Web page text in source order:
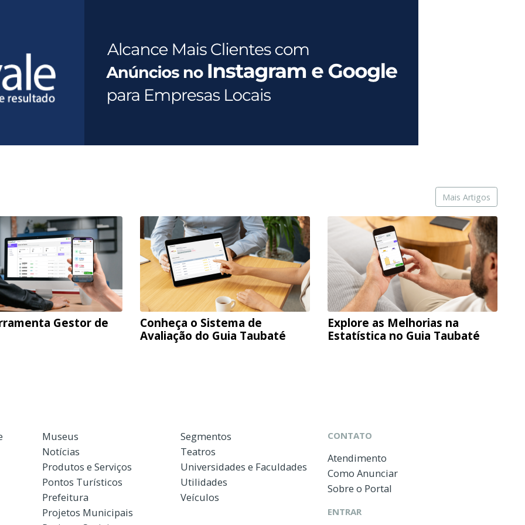
Mais Artigos
Gestor de
Conheça o Sistema de
Avaliação do Guia Taubaté
Explore as Melhorias na
Estatística no Guia Taubaté
Museus
Notícias
Produtos e Serviços
Pontos Turísticos
Prefeitura
Projetos Municipais
Segmentos
Teatros
Universidades e Faculdades
Utilidades
Veículos
CONTATO
Atendimento
Como Anunciar
Sobre o Portal
ENTRAR